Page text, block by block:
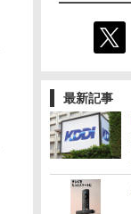
最新記事